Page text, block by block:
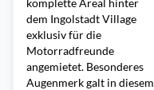
komplette Areal hinter
dem Ingolstadt Village
exklusiv für die
Motorradfreunde
angemietet. Besonderes
Augenmerk galt in diesem